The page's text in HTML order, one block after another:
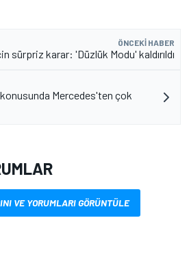
ÖNCEKI HABER
sürpriz karar: 'Düzlük Modu' kaldırıldı
Mercedes'ten çok
VE YORUMLARI GÖRÜNTÜLE